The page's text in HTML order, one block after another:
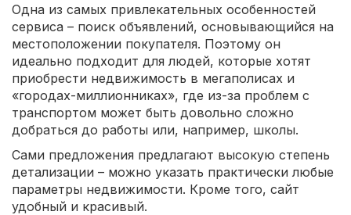
Одна из самых привлекательных особенностей
сервиса – поиск объявлений, основывающийся на
местоположении покупателя. Поэтому он
идеально подходит для людей, которые хотят
приобрести недвижимость в мегаполисах и
«городах-миллионниках», где из-за проблем с
транспортом может быть довольно сложно
добраться до работы или, например, школы.
Сами предложения предлагают высокую степень
детализации – можно указать практически любые
параметры недвижимости. Кроме того, сайт
удобный и красивый.